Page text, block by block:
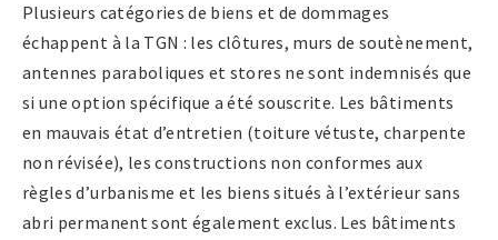
Plusieurs catégories de biens et de dommages
échappent à la TGN : les clôtures, murs de soutènement,
antennes paraboliques et stores ne sont indemnisés que
si une option spécifique a été souscrite. Les bâtiments
en mauvais état d’entretien (toiture vétuste, charpente
non révisée), les constructions non conformes aux
règles d’urbanisme et les biens situés à l’extérieur sans
abri permanent sont également exclus. Les bâtiments